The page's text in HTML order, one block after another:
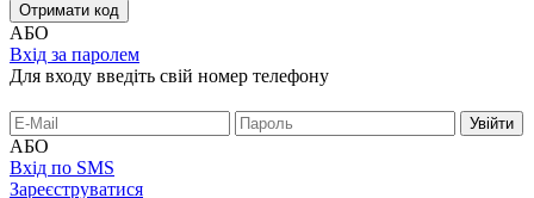
Отримати код
АБО
Вхід за паролем
Для входу введіть свій номер телефону
АБО
Вхід по SMS
Зареєструватися